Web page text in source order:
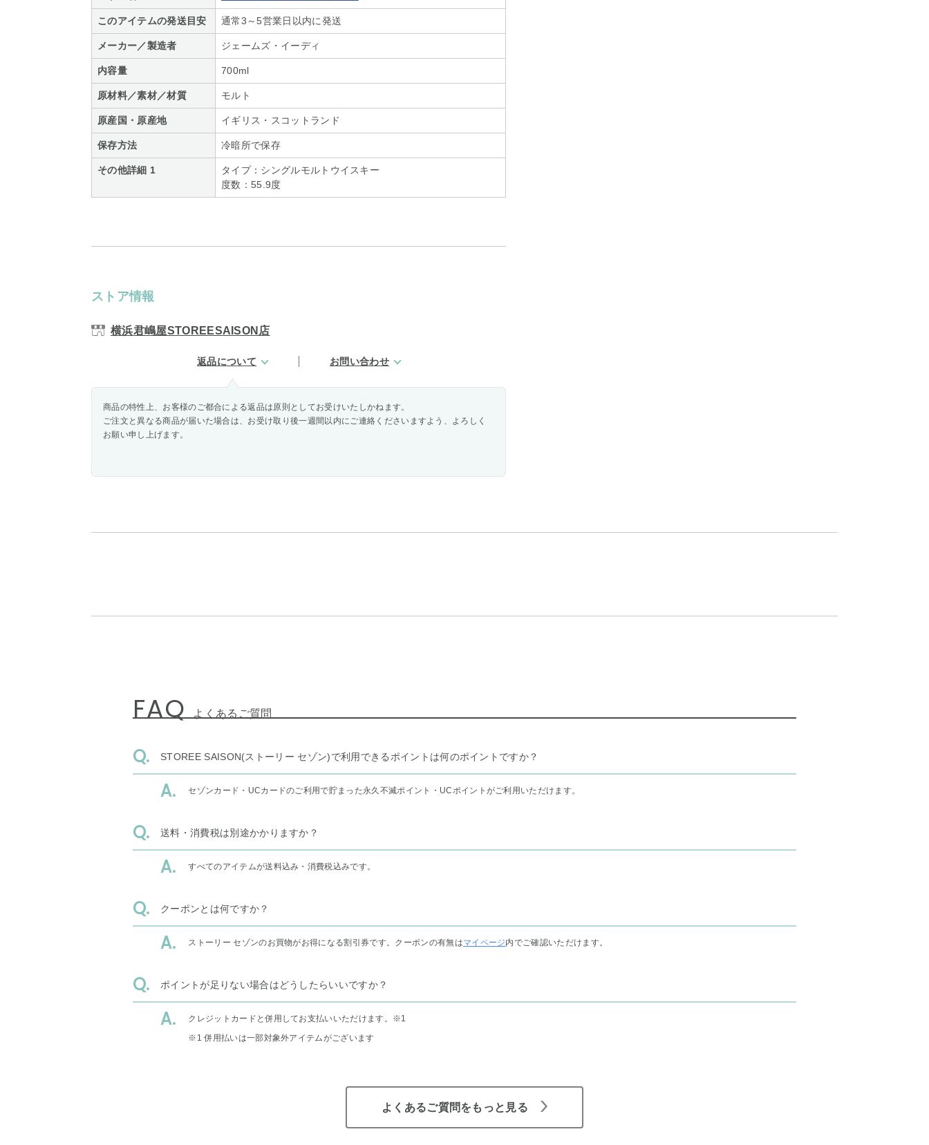
このアイテムの発送目安 通常3～5営業日以内に発送
メーカー／製造者 ジェームズ・イーディ
内容量 700ml
原材料／素材／材質 モルト
原産国・原産地 イギリス・スコットランド
保存方法 冷暗所で保存
その他詳細 1
タイプ：シングルモルトウイスキー
度数：55.9度
ストア情報
横浜君嶋屋STOREESAISON店
返品について お問い合わせ
商品の特性上、お客様のご都合による返品は原則としてお受けいたしかねます。
ご注文と異なる商品が届いた場合は、お受け取り後一週間以内にご連絡くださいますよう、よろしく
お願い申し上げます。
FAQ よくあるご質問
STOREE SAISON(ストーリー セゾン)で利用できるポイントは何のポイントですか？
セゾンカード・UCカードのご利用で貯まった永久不滅ポイント・UCポイントがご利用いただけます。
送料・消費税は別途かかりますか？
すべてのアイテムが送料込み・消費税込みです。
クーポンとは何ですか？
ストーリー セゾンのお買物がお得になる割引券です。クーポンの有無はマイページ内でご確認いただけます。
ポイントが足りない場合はどうしたらいいですか？
クレジットカードと併用してお支払いいただけます。 ※1
※1 併用払いは一部対象外アイテムがございます
よくあるご質問をもっと見る